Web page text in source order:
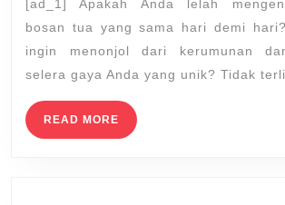
[ad_1] Apakah Anda lelah
bosan tua yang sama hari demi
ingin menonjol dari kerumunan
selera gaya Anda yang unik? Tidak
READ MORE READ
MORE